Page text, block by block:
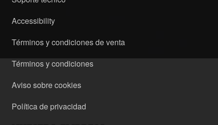
Accessibility
Términos y condiciones de venta
Términos y condiciones
Aviso sobre cookies
Política de privacidad